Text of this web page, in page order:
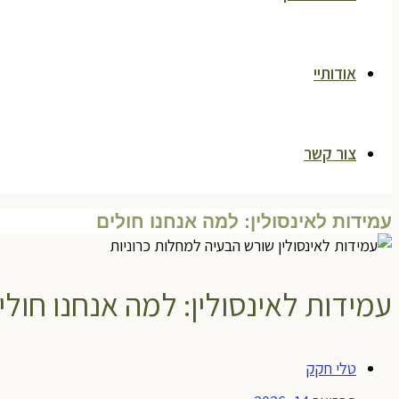
אודותיי
צור קשר
עמידות לאינסולין: למה אנחנו חולים
עמידות לאינסולין: למה אנחנו
טלי חקק